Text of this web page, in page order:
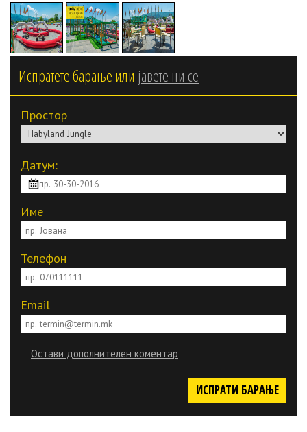
Испратете барање или јавете ни се
Простор
Датум:
Име
Телефон
Email
Остави дополнителен коментар
ИСПРАТИ БАРАЊЕ